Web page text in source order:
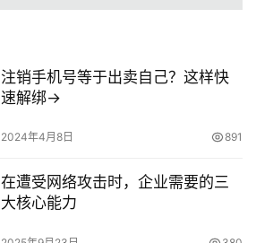
注销手机号等于出卖自己？这样快
速解绑→
2024年4月8日 891
在遭受网络攻击时，企业需要的三
大核心能力